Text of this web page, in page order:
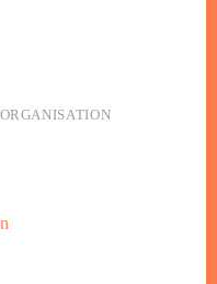
ORGANISATION